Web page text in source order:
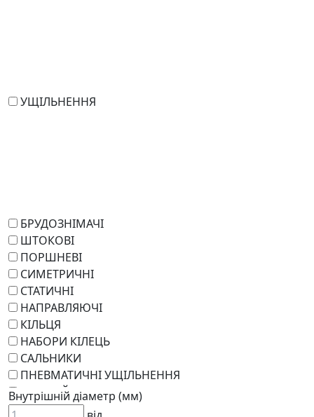
УЩІЛЬНЕННЯ
БРУДОЗНІМАЧІ
ШТОКОВІ
ПОРШНЕВІ
СИМЕТРИЧНІ
СТАТИЧНІ
НАПРАВЛЯЮЧІ
КІЛЬЦЯ
НАБОРИ КІЛЕЦЬ
САЛЬНИКИ
ПНЕВМАТИЧНІ УЩІЛЬНЕННЯ
РОТАЦІЙНІ
РЕМКОМПЛЕКТИ
Внутрішній діаметр (мм)